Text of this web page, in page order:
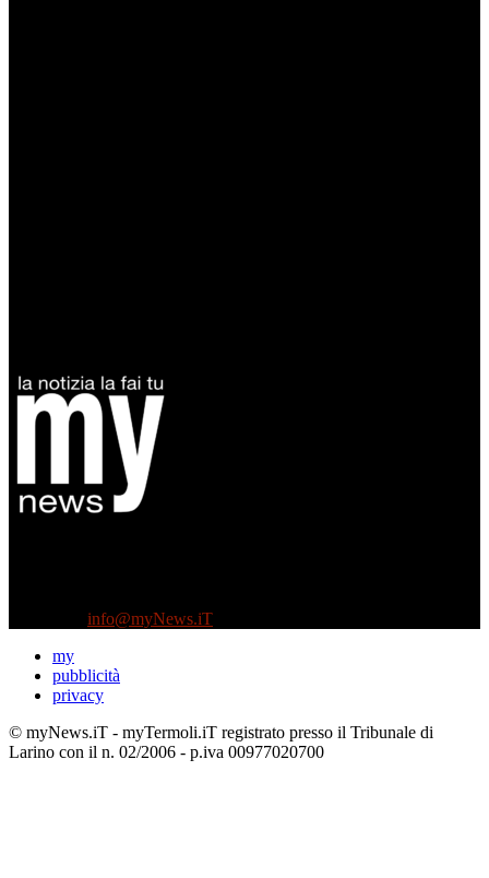
info@myNews.iT
my
pubblicità
privacy
© myNews.iT - myTermoli.iT registrato presso il Tribunale di
Larino con il n. 02/2006 - p.iva 00977020700